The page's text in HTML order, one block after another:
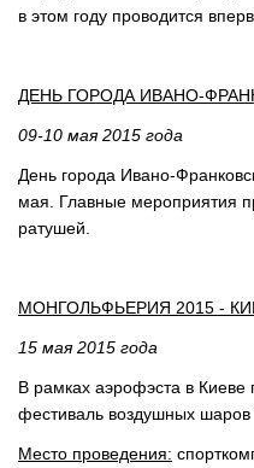
в этом году проводится
ДЕНЬ ГОРОДА ИВАНО-
09-10 мая 2015 года
День города Ивано-
мая. Главные мероприятия
ратушей.
МОНГОЛЬФЬЕРИЯ 2015 -
15 мая 2015 года
В рамках аэрофэста в
фестиваль воздушных
Место проведения: